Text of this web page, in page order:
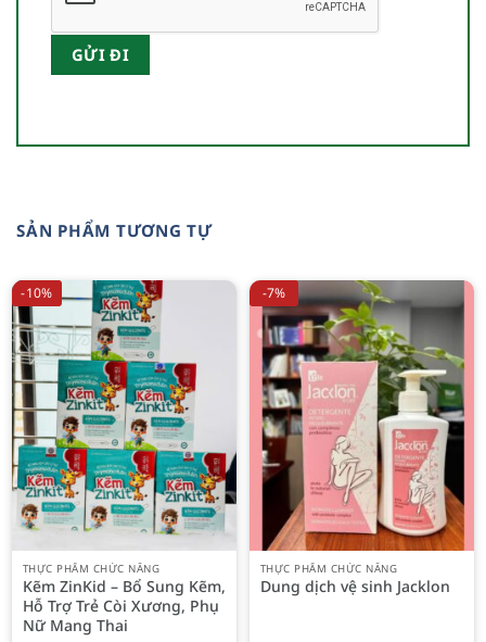
SẢN PHẨM TƯƠNG TỰ
-10%
THỰC PHẨM CHỨC NĂNG
Kẽm ZinKid – Bổ Sung Kẽm,
Hỗ Trợ Trẻ Còi Xương, Phụ
Nữ Mang Thai
-7%
THỰC PHẨM CHỨC NĂNG
Dung dịch vệ sinh Jacklon